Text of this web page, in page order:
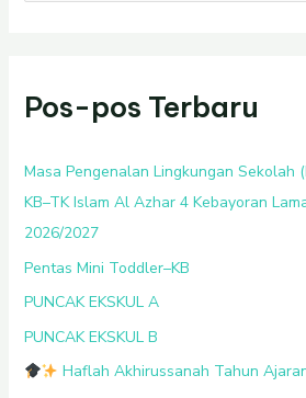
u
t
u
k
Pos-pos Terbaru
Masa Pengenalan Lingkungan Sekolah
KB–TK Islam Al Azhar 4 Kebayoran
2026/2027
Pentas Mini Toddler–KB
PUNCAK EKSKUL A
PUNCAK EKSKUL B
Haflah Akhirussanah Tahun